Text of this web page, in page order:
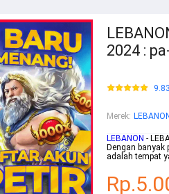
2024 :
Merek:
LEBANON -
Dengan banyak
adalah tempat